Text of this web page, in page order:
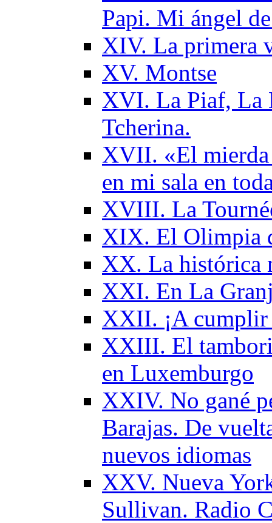
Papi. Mi ángel
XIV. La primera
XV. Montse
XVI. La Piaf, La
Tcherina.
XVII. «El mierda
en mi sala en
XVIII. La
XIX. El Olimpia
XX. La histórica
XXI. En La
XXII. ¡A cumplir
XXIII. El
en Luxemburgo
XXIV. No gané
Barajas. De
nuevos idiomas
ХХV. Nueva
Sullivan. Radio